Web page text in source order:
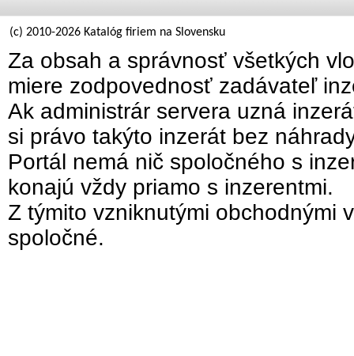
(c) 2010-2026 Katalóg firiem na Slovensku
Za obsah a správnosť všetkých
miere zodpovednosť zadávateľ
Ak administrár servera uzná
si právo takýto inzerát bez
Portál nemá nič spoločného s
konajú vždy priamo s inzerentmi.
Z týmito vzniknutými obchodnými
spoločné.